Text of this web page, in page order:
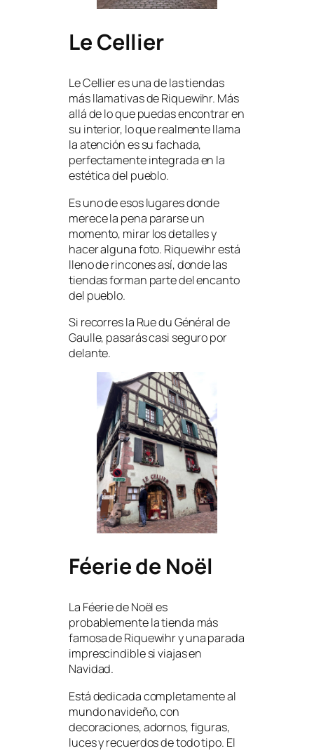
Le Cellier
Le Cellier es una de las tiendas
más llamativas de Riquewihr. Más
allá de lo que puedas encontrar en
su interior, lo que realmente llama
la atención es su fachada,
perfectamente integrada en la
estética del pueblo.
Es uno de esos lugares donde
merece la pena pararse un
momento, mirar los detalles y
hacer alguna foto. Riquewihr está
lleno de rincones así, donde las
tiendas forman parte del encanto
del pueblo.
Si recorres la Rue du Général de
Gaulle, pasarás casi seguro por
delante.
Féerie de Noël
La Féerie de Noël es
probablemente la tienda más
famosa de Riquewihr y una parada
imprescindible si viajas en
Navidad.
Está dedicada completamente al
mundo navideño, con
decoraciones, adornos, figuras,
luces y recuerdos de todo tipo. El